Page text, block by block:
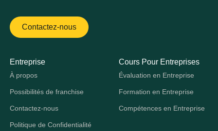
Contactez-nous
Entreprise
À propos
Possibilités de franchise
Contactez-nous
Politique de Confidentialité
Cours Pour Entreprises
Évaluation en Entreprise
Formation en Entreprise
Compétences en Entreprise